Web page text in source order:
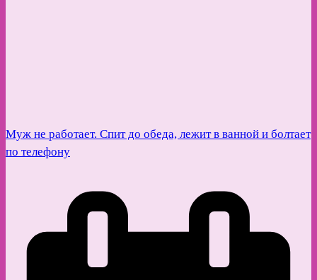
Муж не работает. Спит до обеда, лежит в ванной и болтает
по телефону